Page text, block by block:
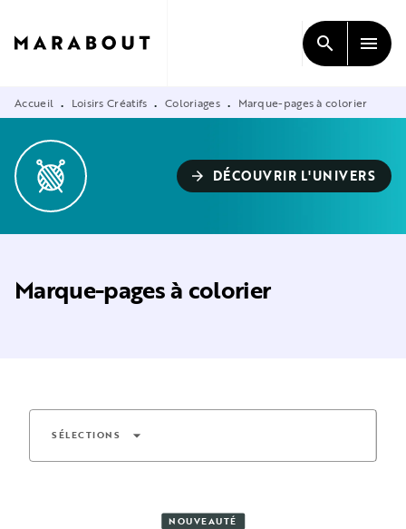
CONTENU
search menu
Accueil • Loisirs Créatifs • Coloriages • Marque-pages à colorier
arrow_forward DÉCOUVRIR L'UNIVERS
Marque-pages à colorier
SÉLECTIONS arrow_drop_down
NOUVEAUTÉ